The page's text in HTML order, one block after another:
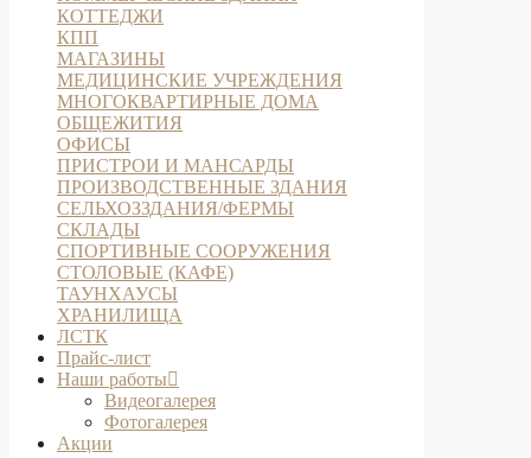
КОТТЕДЖИ
КПП
МАГАЗИНЫ
МЕДИЦИНСКИЕ УЧРЕЖДЕНИЯ
МНОГОКВАРТИРНЫЕ ДОМА
ОБЩЕЖИТИЯ
ОФИСЫ
ПРИСТРОИ И МАНСАРДЫ
ПРОИЗВОДСТВЕННЫЕ ЗДАНИЯ
СЕЛЬХОЗЗДАНИЯ/ФЕРМЫ
СКЛАДЫ
СПОРТИВНЫЕ СООРУЖЕНИЯ
СТОЛОВЫЕ (КАФЕ)
ТАУНХАУСЫ
ХРАНИЛИЩА
ЛСТК
Прайс-лист
Наши работы
Видеогалерея
Фотогалерея
Акции